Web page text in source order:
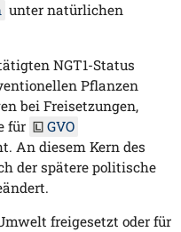
unter natürlichen
NGT1-Status
Pflanzen
bei Freisetzungen,
für
GVO
An diesem Kern des
der spätere politische
freigesetzt oder für